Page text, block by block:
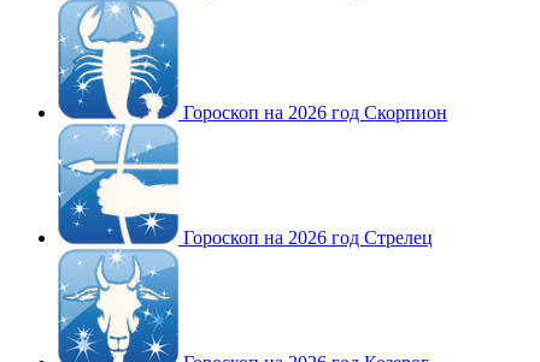
Гороскоп на 2026 год Скорпион
Гороскоп на 2026 год Стрелец